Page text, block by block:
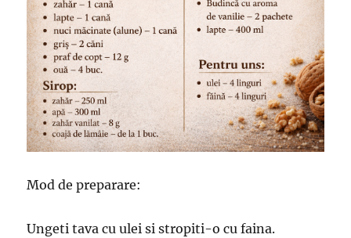
Mod de preparare:
Ungeti tava cu ulei si stropiti-o cu faina.